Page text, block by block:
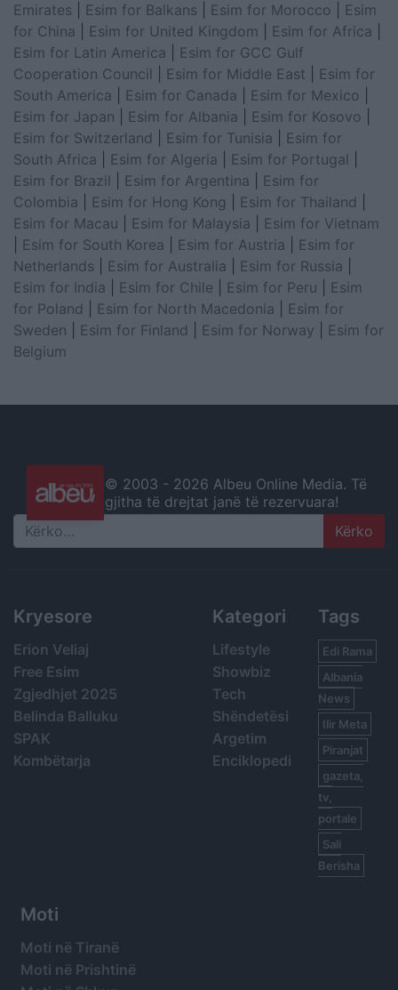
Emirates
Esim for Balkans Esim for Morocco
Esim
for China
Esim for United Kingdom Esim for Africa
Esim for Latin America
Esim for GCC Gulf
Cooperation Council
Esim for Middle East
Esim for
South America
Esim for Canada Esim for Mexico
Esim for Japan
Esim for Albania Esim for Kosovo
Esim for Switzerland
Esim for Tunisia
Esim for
South Africa
Esim for Algeria Esim for Portugal
Esim for Brazil
Esim for Argentina
Esim for
Colombia
Esim for Hong Kong Esim for Thailand
Esim for Macau
Esim for Malaysia
Esim for Vietnam
Esim for South Korea Esim for Austria
Esim for
Netherlands
Esim for Australia Esim for Russia
Esim for India
Esim for Chile Esim for Peru
Esim
for Poland
Esim for North Macedonia
Esim for
Sweden
Esim for Finland Esim for Norway
Esim for
Belgium
© 2003 - 2026 Albeu Online Media. Të
gjitha të drejtat janë të rezervuara!
Search
Kryesore
Erion Veliaj
Free Esim
Zgjedhjet 2025
Belinda Balluku
SPAK
Kombëtarja
Kategori
Lifestyle
Showbiz
Tech
Shëndetësi
Argetim
Enciklopedi
Tags
Edi Rama
Albania
News
Ilir Meta
Piranjat
gazeta,
tv,
portale
Sali
Berisha
Moti
Moti në Tiranë
Moti në Prishtinë